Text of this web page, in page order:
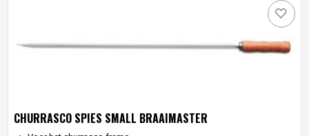
CHURRASCO SPIES SMALL BRAAIMASTER